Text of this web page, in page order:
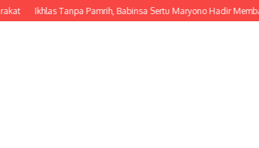
Ikhlas Tanpa Pamrih, Babinsa Sertu Maryono Hadir Membantu